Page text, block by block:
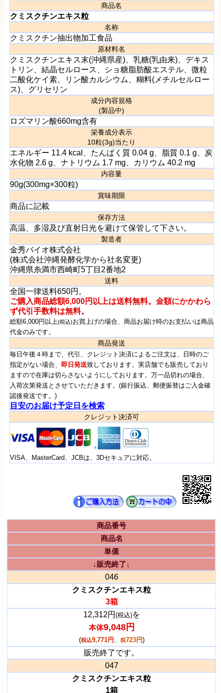
商品名
クミスクチンエキス粒
名称
クミスクチン抽出物加工食品
原材料名
クミスクチンエキス末(沖縄県産)、乳糖(乳由来)、デキス
トリン、結晶セルロース、ショ糖脂肪酸エステル、微粒
二酸化ケイ素、リン酸カルシウム、糊料(メチルセルロー
ス)、グリセリン
成分内容規格
(製品中)
ロズマリン酸660mg含有
栄養成分表示
10粒(3g)当たり
エネルギー 11.4 kcal、たんぱく質 0.04 g、脂質 0.1 g、炭
水化物 2.6 g、ナトリウム 1.7 mg、カリウム 40.2 mg
内容量
90g(300mg×300粒)
賞味期限
商品に記載
保存方法
高温、多湿及び直射日光を避けて保管して下さい。
製造者
金秀バイオ株式会社
(株式会社沖縄発酵化学から社名変更)
沖縄県糸満市西崎町5丁目2番地2
送料
全国一律送料650円。
ご購入商品総額6,000円以上は送料無料。金額にかかわら
ず代引手数料は無料。
総額6,000円以上(税込)お買上げの場合、商品お届け時のお支払いは商品
代金のみです。
商品発送
毎日午後４時まで、代引、クレジット決済によるご注文は、日時のご
指定がない場合、 即日発送致しております。実店舗でも販売しており
ますので在庫は切らさないようにしております。万一品切れの場合、
入荷次第発送とさせていただきます。(銀行振込、郵便振替はご入金確
認後発送です。)
目安のお届け予定日を検索
クレジット決済可
VISA、MasterCard、JCBは、3Dセキュアに対応。
商品番号
商品名
単価
↓販売終了↓
046
クミスクチンエキス粒
3箱
12,312円 (税込)を
本体9,048円
(税込9,771円 、 税723円)
販売終了です。
047
クミスクチンエキス粒
1箱